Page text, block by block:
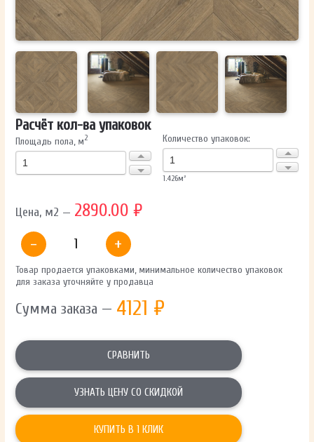
Расчёт кол-ва упаковок
Площадь пола, м2 Количество упаковок:
1.426м²
Цена, м2 — 2890.00 ₽
-
+
Товар продается упаковками, минимальное количество упаковок
для заказа уточняйте у продавца
Сумма заказа — 4121 ₽
СРАВНИТЬ
УЗНАТЬ ЦЕНУ СО СКИДКОЙ
КУПИТЬ В 1 КЛИК